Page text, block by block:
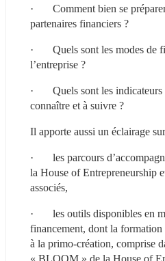
·       Comment bien se
partenaires financiers ?
·       Quels sont les modes
l’entreprise ?
·       Quels sont les
connaître et à suivre ?
Il apporte aussi un éclairage sur
·       les parcours
la House of Entrepreneurship
associés,
·       les outils disponibles
financement, dont la formation
à la primo-création, comprise
« BLOOM » de la House of